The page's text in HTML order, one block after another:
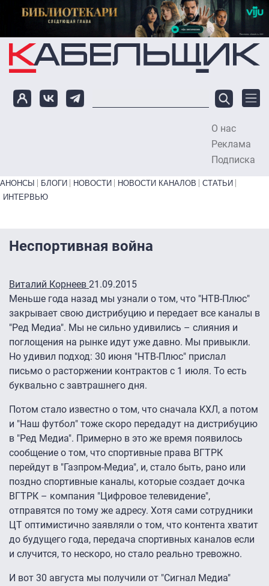
Перейти к основному содержанию
О нас
Реклама
Подписка
Primary links bottom
АНОНСЫ БЛОГИ НОВОСТИ НОВОСТИ КАНАЛОВ
СТАТЬИ
ИНТЕРВЬЮ
Неспортивная война
Виталий Корнеев 21.09.2015
Меньше года назад мы узнали о том, что "НТВ-Плюс"
закрывает свою дистрибуцию и передает все каналы в
"Ред Медиа". Мы не сильно удивились – слияния и
поглощения на рынке идут уже давно. Мы привыкли.
Но удивил подход: 30 июня "НТВ-Плюс" прислал
письмо о расторжении контрактов с 1 июля. То есть
буквально с завтрашнего дня.
Потом стало известно о том, что сначала КХЛ, а потом
и "Наш футбол" тоже скоро передадут на дистрибуцию
в "Ред Медиа". Примерно в это же время появилось
сообщение о том, что спортивные права ВГТРК
перейдут в "Газпром-Медиа", и, стало быть, рано или
поздно спортивные каналы, которые создает дочка
ВГТРК – компания "Цифровое телевидение",
отправятся по тому же адресу. Хотя сами сотрудники
ЦТ оптимистично заявляли о том, что контента хватит
до будущего года, передача спортивных каналов если
и случится, то нескоро, но стало реально тревожно.
И вот 30 августа мы получили от "Сигнал Медиа"